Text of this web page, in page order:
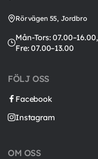
Rörvägen 55, Jordbro
Mån-Tors: 07.00–16.00,
Fre: 07.00–13.00
FÖLJ OSS
Facebook
Instagram
OM OSS